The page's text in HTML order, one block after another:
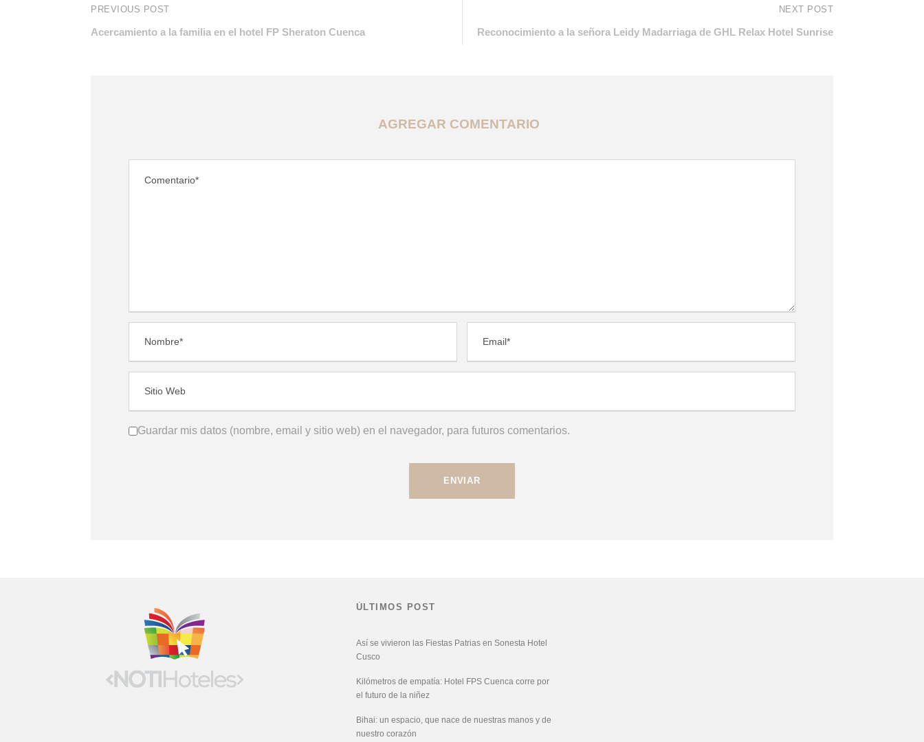
PREVIOUS POST
Acercamiento a la familia en el hotel FP Sheraton Cuenca
NEXT POST
Reconocimiento a la señora Leidy Madarriaga de GHL Relax Hotel Sunrise
AGREGAR COMENTARIO
Guardar mis datos (nombre, email y sitio web) en el navegador, para futuros comentarios.
ÚLTIMOS POST
Así se vivieron las Fiestas Patrias en Sonesta Hotel
Cusco
Kilómetros de empatía: Hotel FPS Cuenca corre por
el futuro de la niñez
Bihai: un espacio, que nace de nuestras manos y de
nuestro corazón